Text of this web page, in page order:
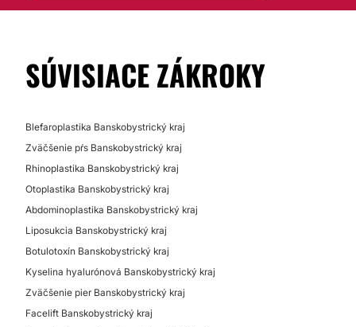
SÚVISIACE ZÁKROKY
Blefaroplastika Banskobystrický kraj
Zväčšenie pŕs Banskobystrický kraj
Rhinoplastika Banskobystrický kraj
Otoplastika Banskobystrický kraj
Abdominoplastika Banskobystrický kraj
Liposukcia Banskobystrický kraj
Botulotoxín Banskobystrický kraj
Kyselina hyalurónová Banskobystrický kraj
Zväčšenie pier Banskobystrický kraj
Facelift Banskobystrický kraj